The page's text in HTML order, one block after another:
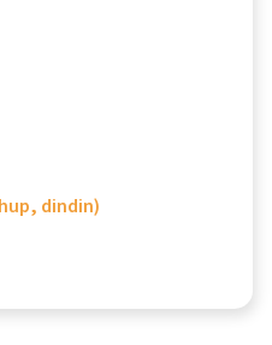
dindin)